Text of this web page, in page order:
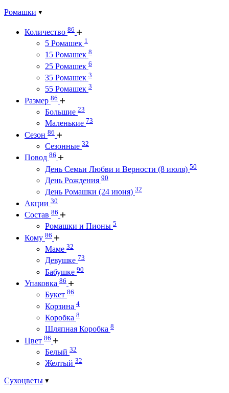
Ромашки
Количество 86
5 Ромашек 1
15 Ромашек 8
25 Ромашек 6
35 Ромашек 3
55 Ромашек 3
Размер 86
Большие 23
Маленькие 73
Сезон 86
Сезонные 32
Повод 86
День Семьи Любви и Верности (8 июля) 50
День Рождения 90
День Ромашки (24 июня) 32
Акции 30
Состав 86
Ромашки и Пионы 5
Кому 86
Маме 32
Девушке 73
Бабушке 90
Упаковка 86
Букет 86
Корзина 4
Коробка 8
Шляпная Коробка 8
Цвет 86
Белый 32
Желтый 32
Сухоцветы